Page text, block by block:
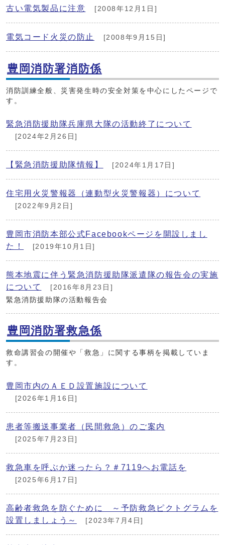
古い電気製品に注意 [2008年12月1日]
電気コード火災の防止 [2008年9月15日]
豊岡消防署消防係
消防訓練全般、災害発生時の安全対策を中心にしたページで
す。
緊急消防援助隊兵庫県大隊の活動終了について
[2024年2月26日]
【緊急消防援助隊情報】 [2024年1月17日]
住宅用火災警報器（連動型火災警報器）について
[2022年9月2日]
豊岡市消防本部公式Facebookページを開設しまし
た！
[2019年10月1日]
熊本地震に伴う緊急消防援助隊派遣隊の報告会の実施
について
[2016年8月23日]
緊急消防援助隊の活動報告会
豊岡消防署救急係
救命講習会の開催や「救急」に関する事柄を掲載していま
す。
豊岡市内のＡＥＤ設置施設について
[2026年1月16日]
患者等搬送事業者（民間救急）のご案内
[2025年7月23日]
救急車を呼ぶか迷ったら？＃7119へお電話を
[2025年6月17日]
高齢者救急を防ぐために ～予防救急ピクトグラムを
設置しましょう～
[2023年7月4日]